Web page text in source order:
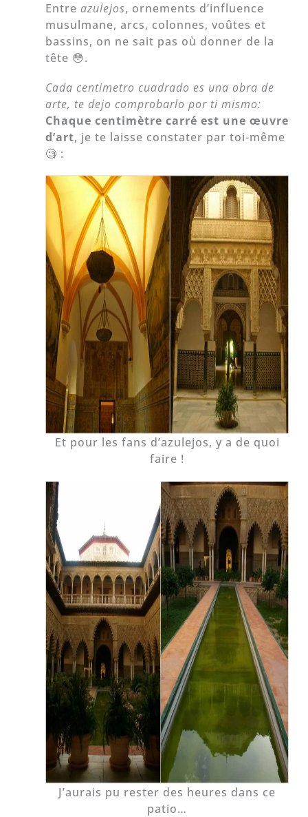
Entreazulejos, ornements d’influence
musulmane, arcs, colonnes, voûtes et
bassins, on ne sait pas où donner de la
tête 😳.
Cada centimetro cuadrado es una obra de
arte, te dejo comprobarlo por ti mismo:
Chaque centimètre carré est une œuvre
d’art, je te laisse constater par toi-même
🧐 :
Et pour les fans d’azulejos, y a de quoi
faire !
J’aurais pu rester des heures dans ce
patio…